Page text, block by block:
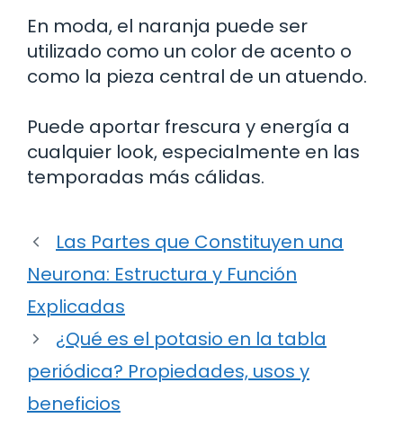
En moda, el naranja puede ser
utilizado como un color de acento o
como la pieza central de un atuendo.
Puede aportar frescura y energía a
cualquier look, especialmente en las
temporadas más cálidas.
Las Partes que Constituyen una
Neurona: Estructura y Función
Explicadas
¿Qué es el potasio en la tabla
periódica? Propiedades, usos y
beneficios